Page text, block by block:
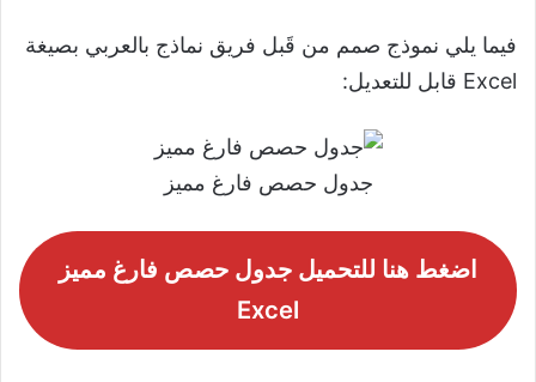
فيما يلي نموذج صمم من قَبل فريق نماذج بالعربي بصيغة
Excel قابل للتعديل:
جدول حصص فارغ مميز
اضغط هنا للتحميل جدول حصص فارغ مميز
Excel